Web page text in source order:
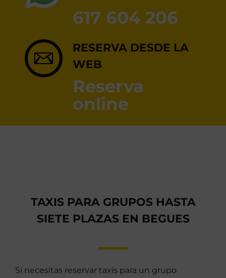
617 604 206
RESERVA DESDE LA
WEB
Reserva
online
TAXIS PARA GRUPOS HASTA
SIETE PLAZAS EN BEGUES
Si necesitas reservar taxis para un grupo